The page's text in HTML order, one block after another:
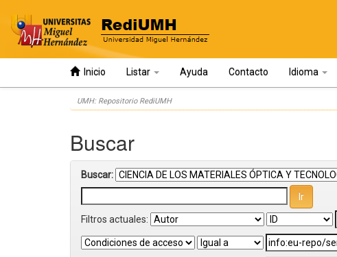
Inicio Listar Ayuda Contacto Idioma
UMH: Repositorio RediUMH
Buscar
Buscar:
Filtros actuales: